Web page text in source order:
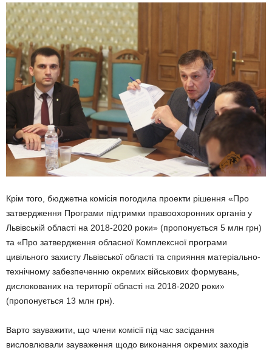
Крім того, бюджетна комісія погодила проекти рішення «Про
затвердження Програми підтримки правоохоронних органів у
Львівській області на 2018-2020 роки» (пропонується 5 млн грн)
та «Про затвердження обласної Комплексної програми
цивільного захисту Львівської області та сприяння матеріально-
технічному забезпеченню окремих військових формувань,
дислокованих на території області на 2018-2020 роки»
(пропонується 13 млн грн).
Варто зауважити, що члени комісії під час засідання
висловлювали зауваження щодо виконання окремих заходів